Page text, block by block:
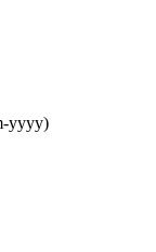
yyyy)